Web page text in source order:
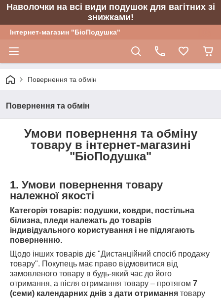
Наволочки на всі види подушок для вагітних зі
знижками!
Інтернет-магазин "БіоПодушка"
Повернення та обмін
Повернення та обмін
Умови повернення та обміну
товару в інтернет-магазині
"БіоПодушка"
1. Умови повернення товару
належної якості
Категорія товарів: подушки, ковдри, постільна
білизна, пледи належать до товарів
індивідуального користування і не підлягають
поверненню.
Щодо інших товарів діє "Дистанційний спосіб продажу
товару". Покупець має право відмовитися від
замовленого товару в будь-який час до його
отримання, а після отримання товару – протягом 7
(семи) календарних днів з дати отримання товару